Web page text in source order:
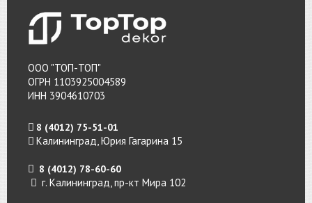
ООО "ТОП-ТОП"
ОГРН 1103925004589
ИНН 3904610703
8 (4012) 75-51-01
Калининград, Юрия Гагарина 15
8 (4012) 78-60-60
г. Калининград, пр-кт Мира 102